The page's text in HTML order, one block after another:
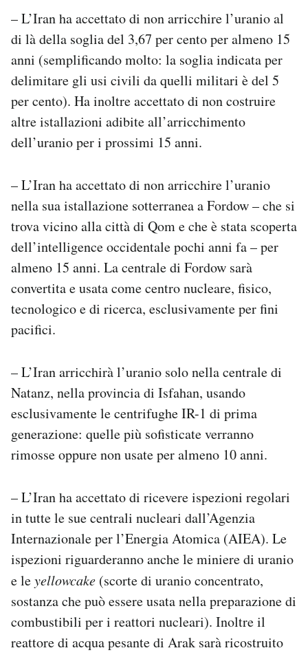
– L’Iran ha accettato di non arricchire l’uranio al
di là della soglia del 3,67 per cento per almeno 15
anni (semplificando molto: la soglia indicata per
delimitare gli usi civili da quelli militari è del 5
per cento). Ha inoltre accettato di non costruire
altre istallazioni adibite all’arricchimento
dell’uranio per i prossimi 15 anni.
– L’Iran ha accettato di non arricchire l’uranio
nella sua istallazione sotterranea a Fordow – che si
trova vicino alla città di Qom e che è stata scoperta
dell’intelligence occidentale pochi anni fa – per
almeno 15 anni. La centrale di Fordow sarà
convertita e usata come centro nucleare, fisico,
tecnologico e di ricerca, esclusivamente per fini
pacifici.
– L’Iran arricchirà l’uranio solo nella centrale di
Natanz, nella provincia di Isfahan, usando
esclusivamente le centrifughe IR-1 di prima
generazione: quelle più sofisticate verranno
rimosse oppure non usate per almeno 10 anni.
– L’Iran ha accettato di ricevere ispezioni regolari
in tutte le sue centrali nucleari dall’Agenzia
Internazionale per l’Energia Atomica (AIEA). Le
ispezioni riguarderanno anche le miniere di uranio
e leyellowcake (scorte di uranio concentrato,
sostanza che può essere usata nella preparazione di
combustibili per i reattori nucleari). Inoltre il
reattore di acqua pesante di Arak sarà ricostruito